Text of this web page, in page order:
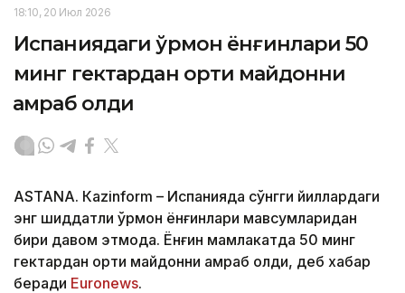
18:10, 20 Июл 2026
Испаниядаги ўрмон ёнғинлари 50
минг гектардан ортиқ майдонни
қамраб олди
ASTANА. Кazinform – Испанияда сўнгги йиллардаги
энг шиддатли ўрмон ёнғинлари мавсумларидан
бири давом этмоқда. Ёнғин мамлакатда 50 минг
гектардан ортиқ майдонни қамраб олди, деб хабар
беради Euronews.